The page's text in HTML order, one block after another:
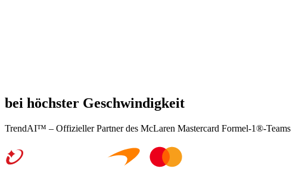
bei höchster Geschwindigkeit
TrendAI™ – Offizieller Partner des McLaren Mastercard Formel-1®-Teams